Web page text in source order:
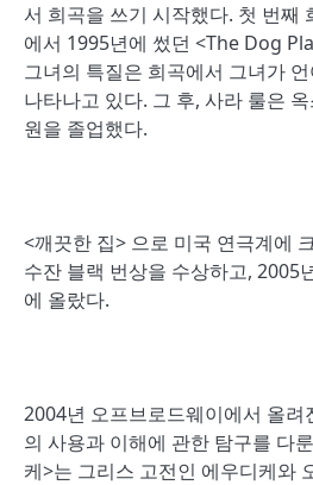
서 희곡을 쓰기 시작했다. 첫 번째
에서 1995년에 썼던 <The Dog
그녀의 특질은 희곡에서 그녀가
나타나고 있다. 그 후, 사라 룰은
원을 졸업했다.
<깨끗한 집> 으로 미국 연극계에
수잔 블랙 번상을 수상하고, 2005
에 올랐다.
2004년 오프브로드웨이에서 올려
의 사용과 이해에 관한 탐구를 다
케>는 그리스 고전인 에우디케와